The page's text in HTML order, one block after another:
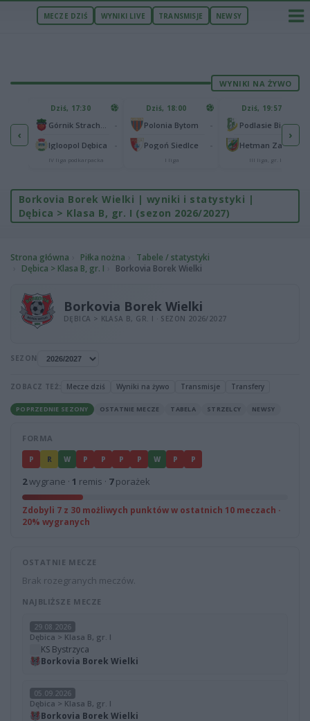
MECZE DZIŚ WYNIKI LIVE TRANSMISJE NEWSY
WYNIKI NA ŻYWO
‹
65
25
Dziś, 17:30
Igloopol Dębica
IV liga podkarpacka
Dziś, 18:00
Polonia Bytom
Pogoń Siedlce
I liga
Dziś, 19:57
Podlasie Biała Podlaska
Hetman Zamość
III liga, gr. IV
›
Borkovia Borek Wielki | wyniki i statystyki |
Dębica > Klasa B, gr. I (sezon 2026/2027)
Strona główna Piłka nożna
Tabele / statystyki
Dębica > Klasa B, gr. I
Borkovia Borek Wielki
Borkovia Borek Wielki
DĘBICA > KLASA B, GR. I · SEZON 2026/2027
SEZON
ZOBACZ TEŻ: Mecze dziś Wyniki na żywo Transmisje Transfery
POPRZEDNIE SEZONY OSTATNIE MECZE TABELA STRZELCY NEWSY
FORMA
P R W P P P P W P P
2wygrane · 1 remis · 7porażek
Zdobyli 7 z 30 możliwych punktów w ostatnich 10 meczach ·
20% wygranych
OSTATNIE MECZE
Brak rozegranych meczów.
NAJBLIŻSZE MECZE
29.08.2026
Dębica > Klasa B, gr. I
KS Bystrzyca
Borkovia Borek Wielki
05.09.2026
Dębica > Klasa B, gr. I
Borkovia Borek Wielki